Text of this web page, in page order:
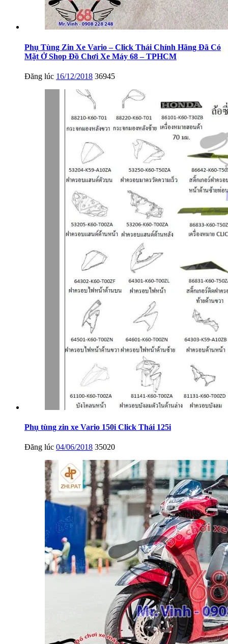
Phụ Tùng Zin Xe Vario – Click Thái Chính Hãng Đã Có
Mặt Ở Shop Đồ Chơi Xe Máy 68 – TPHCM
Đăng lúc 16/12/2018 36945
Phụ tùng zin xe Vario 150i Click Thái 125i
Đăng lúc 04/06/2018 35020